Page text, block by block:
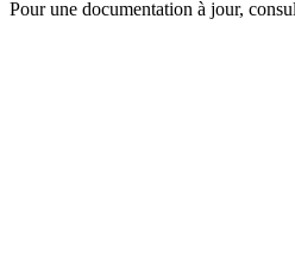
Pour une documentation à jour,